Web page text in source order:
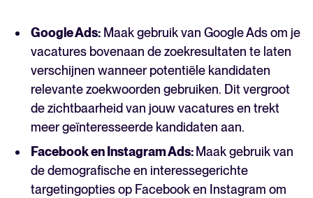
Google Ads: Maak gebruik van Google Ads om je
vacatures bovenaan de zoekresultaten te laten
verschijnen wanneer potentiële kandidaten
relevante zoekwoorden gebruiken. Dit vergroot
de zichtbaarheid van jouw vacatures en trekt
meer geïnteresseerde kandidaten aan.
Facebook en Instagram Ads: Maak gebruik van
de demografische en interessegerichte
targetingopties op Facebook en Instagram om